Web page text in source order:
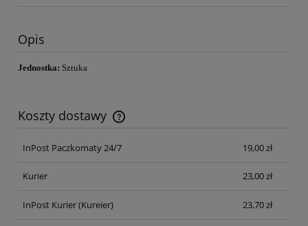
Opis
Jednostka: Sztuka
Koszty dostawy
Cena nie zawiera ewentualnych kosztów płatności
InPost Paczkomaty 24/7
19,00 zł
Kurier 23,00 zł
InPost Kurier(Kureier) 23,70 zł